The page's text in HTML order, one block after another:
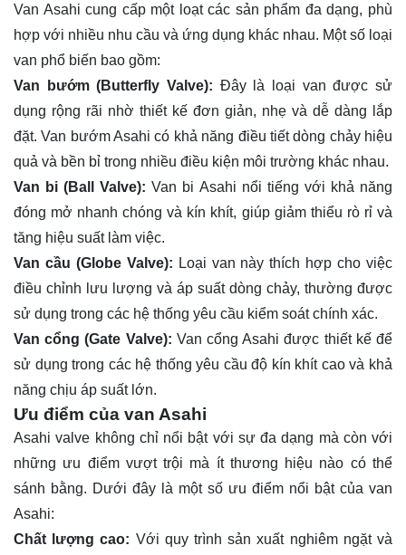
Van Asahi cung cấp một loạt các sản phẩm đa dạng, phù
hợp với nhiều nhu cầu và ứng dụng khác nhau. Một số loại
van phổ biến bao gồm:
Van bướm (Butterfly Valve): Đây là loại van được sử
dụng rộng rãi nhờ thiết kế đơn giản, nhẹ và dễ dàng lắp
đặt. Van bướm Asahi có khả năng điều tiết dòng chảy hiệu
quả và bền bỉ trong nhiều điều kiện môi trường khác nhau.
Van bi (Ball Valve): Van bi Asahi nổi tiếng với khả năng
đóng mở nhanh chóng và kín khít, giúp giảm thiểu rò rỉ và
tăng hiệu suất làm việc.
Van cầu (Globe Valve): Loại van này thích hợp cho việc
điều chỉnh lưu lượng và áp suất dòng chảy, thường được
sử dụng trong các hệ thống yêu cầu kiểm soát chính xác.
Van cổng (Gate Valve): Van cổng Asahi được thiết kế để
sử dụng trong các hệ thống yêu cầu độ kín khít cao và khả
năng chịu áp suất lớn.
Ưu điểm của van Asahi
Asahi valve không chỉ nổi bật với sự đa dạng mà còn với
những ưu điểm vượt trội mà ít thương hiệu nào có thể
sánh bằng. Dưới đây là một số ưu điểm nổi bật của van
Asahi:
Chất lượng cao: Với quy trình sản xuất nghiêm ngặt và